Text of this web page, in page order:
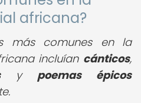
africana?
más comunes en la
incluían cánticos,
y poemas épicos